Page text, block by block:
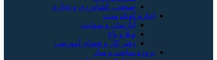
صنعتی، کشاورزی و تجاری
اجاره کوتاه مدت
آپارتمان و سوئیت
ویلا و باغ
دفتر کار و فضای آموزشی
پروژه ساخت و ساز